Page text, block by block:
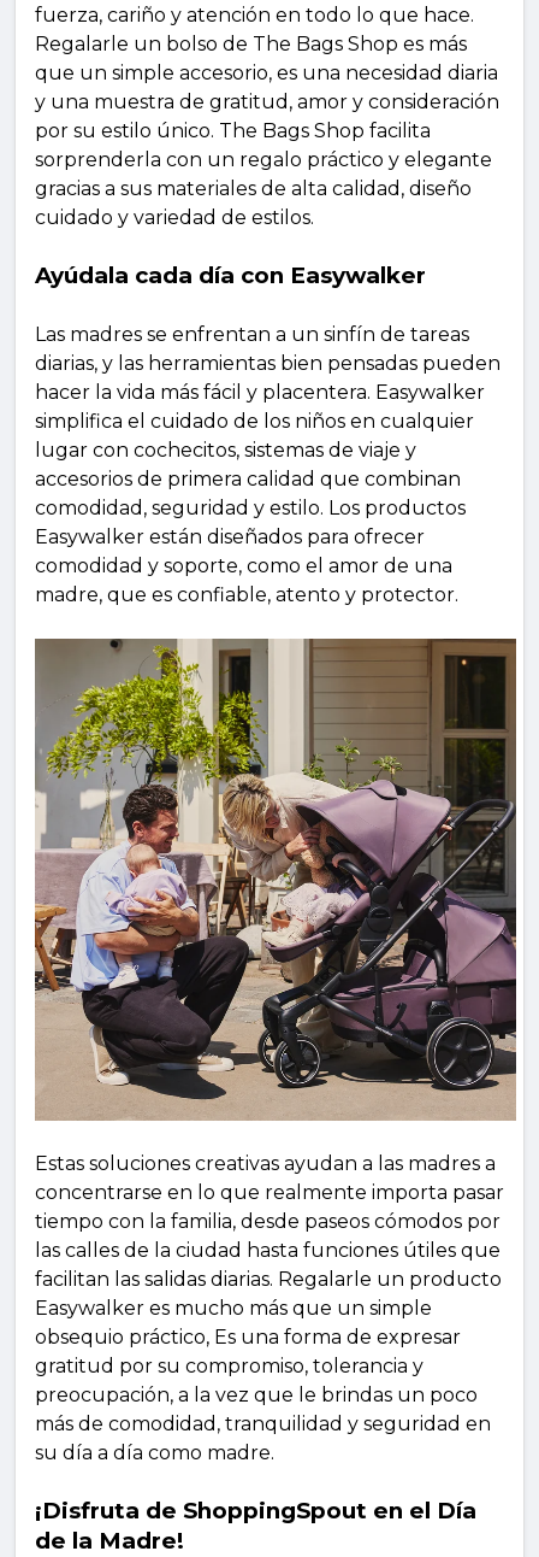
fuerza, cariño y atención en todo lo que hace.
Regalarle un bolso de The Bags Shop es más
que un simple accesorio, es una necesidad diaria
y una muestra de gratitud, amor y consideración
por su estilo único. The Bags Shop facilita
sorprenderla con un regalo práctico y elegante
gracias a sus materiales de alta calidad, diseño
cuidado y variedad de estilos.
Ayúdala cada día con Easywalker
Las madres se enfrentan a un sinfín de tareas
diarias, y las herramientas bien pensadas pueden
hacer la vida más fácil y placentera. Easywalker
simplifica el cuidado de los niños en cualquier
lugar con cochecitos, sistemas de viaje y
accesorios de primera calidad que combinan
comodidad, seguridad y estilo. Los productos
Easywalker están diseñados para ofrecer
comodidad y soporte, como el amor de una
madre, que es confiable, atento y protector.
Estas soluciones creativas ayudan a las madres a
concentrarse en lo que realmente importa pasar
tiempo con la familia, desde paseos cómodos por
las calles de la ciudad hasta funciones útiles que
facilitan las salidas diarias. Regalarle un producto
Easywalker es mucho más que un simple
obsequio práctico, Es una forma de expresar
gratitud por su compromiso, tolerancia y
preocupación, a la vez que le brindas un poco
más de comodidad, tranquilidad y seguridad en
su día a día como madre.
¡Disfruta de ShoppingSpout en el Día
de la Madre!